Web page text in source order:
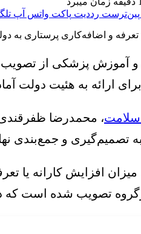
‫پین‌ترست ‫رددیت پاکت واتس آپ
و آموزش پزشکی از تصویب
ارائه به هئیت دولت
سلامت، محمدرضا ظفرقندی
به تصمیم‌گیری و
افزایش کارانه یا
تصویب شده است که